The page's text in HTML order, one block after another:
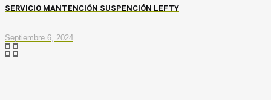
SERVICIO MANTENCIÓN SUSPENCIÓN LEFTY
Septiembre 6, 2024